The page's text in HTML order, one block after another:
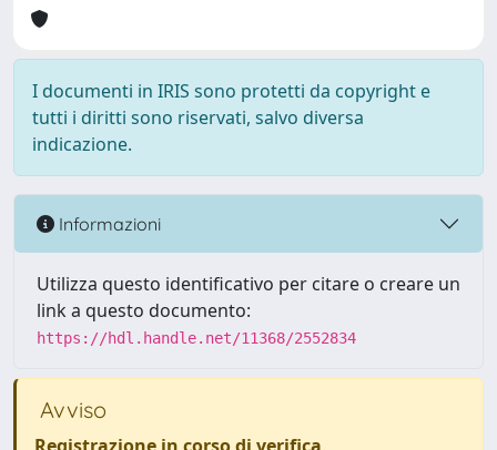
I documenti in IRIS sono protetti da copyright e
tutti i diritti sono riservati, salvo diversa
indicazione.
Informazioni
Utilizza questo identificativo per citare o creare un
link a questo documento:
https://hdl.handle.net/11368/2552834
Avviso